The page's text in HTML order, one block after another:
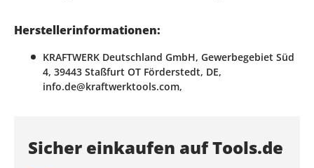
Herstellerinformationen:
KRAFTWERK Deutschland GmbH, Gewerbegebiet Süd
4, 39443 Staßfurt OT Förderstedt, DE,
info.de@kraftwerktools.com,
Sicher einkaufen auf Tools.de